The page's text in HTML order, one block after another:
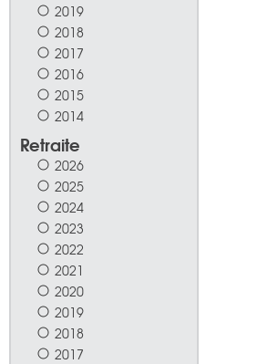
2019
2018
2017
2016
2015
2014
Retraite
2026
2025
2024
2023
2022
2021
2020
2019
2018
2017